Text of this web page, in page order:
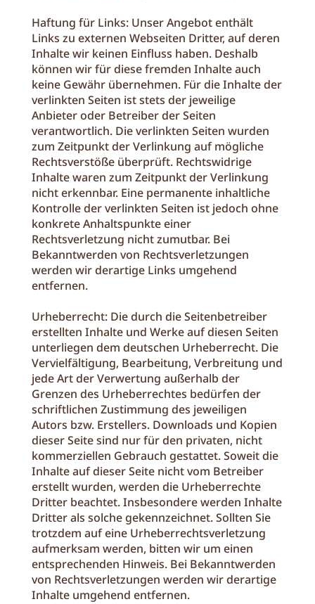
Haftung für Links: Unser Angebot enthält
Links zu externen Webseiten Dritter, auf deren
Inhalte wir keinen Einfluss haben. Deshalb
können wir für diese fremden Inhalte auch
keine Gewähr übernehmen. Für die Inhalte der
verlinkten Seiten ist stets der jeweilige
Anbieter oder Betreiber der Seiten
verantwortlich. Die verlinkten Seiten wurden
zum Zeitpunkt der Verlinkung auf mögliche
Rechtsverstöße überprüft. Rechtswidrige
Inhalte waren zum Zeitpunkt der Verlinkung
nicht erkennbar. Eine permanente inhaltliche
Kontrolle der verlinkten Seiten ist jedoch ohne
konkrete Anhaltspunkte einer
Rechtsverletzung nicht zumutbar. Bei
Bekanntwerden von Rechtsverletzungen
werden wir derartige Links umgehend
entfernen.
Urheberrecht: Die durch die Seitenbetreiber
erstellten Inhalte und Werke auf diesen Seiten
unterliegen dem deutschen Urheberrecht. Die
Vervielfältigung, Bearbeitung, Verbreitung und
jede Art der Verwertung außerhalb der
Grenzen des Urheberrechtes bedürfen der
schriftlichen Zustimmung des jeweiligen
Autors bzw. Erstellers. Downloads und Kopien
dieser Seite sind nur für den privaten, nicht
kommerziellen Gebrauch gestattet. Soweit die
Inhalte auf dieser Seite nicht vom Betreiber
erstellt wurden, werden die Urheberrechte
Dritter beachtet. Insbesondere werden Inhalte
Dritter als solche gekennzeichnet. Sollten Sie
trotzdem auf eine Urheberrechtsverletzung
aufmerksam werden, bitten wir um einen
entsprechenden Hinweis. Bei Bekanntwerden
von Rechtsverletzungen werden wir derartige
Inhalte umgehend entfernen.